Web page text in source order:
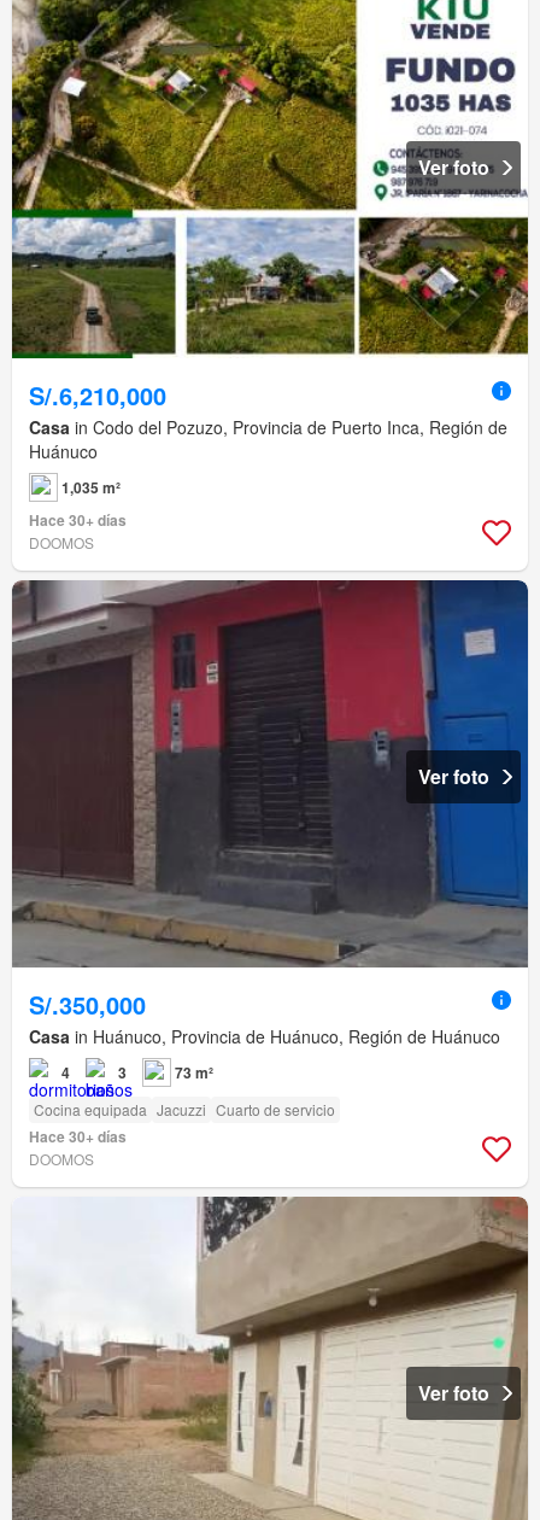
Ver foto
S/.6,210,000
Casa in Codo del Pozuzo, Provincia de Puerto Inca, Región de
Huánuco
1,035 m²
Hace 30+ días
DOOMOS
Ver foto
S/.350,000
Casa in Huánuco, Provincia de Huánuco, Región de Huánuco
4 3 73 m²
Cocina equipada Jacuzzi Cuarto de servicio
Hace 30+ días
DOOMOS
Ver foto